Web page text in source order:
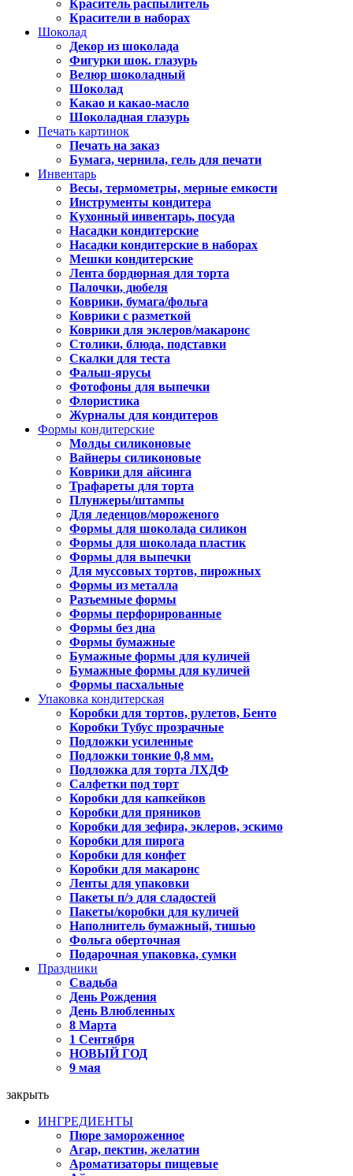
Краситель распылитель
Красители в наборах
Шоколад
Декор из шоколада
Фигурки шок. глазурь
Велюр шоколадный
Шоколад
Какао и какао-масло
Шоколадная глазурь
Печать картинок
Печать на заказ
Бумага, чернила, гель для печати
Инвентарь
Весы, термометры, мерные емкости
Инструменты кондитера
Кухонный инвентарь, посуда
Насадки кондитерские
Насадки кондитерские в наборах
Мешки кондитерские
Лента бордюрная для торта
Палочки, дюбеля
Коврики, бумага/фольга
Коврики с разметкой
Коврики для эклеров/макаронс
Столики, блюда, подставки
Скалки для теста
Фальш-ярусы
Фотофоны для выпечки
Флористика
Журналы для кондитеров
Формы кондитерские
Молды силиконовые
Вайнеры силиконовые
Коврики для айсинга
Трафареты для торта
Плунжеры/штампы
Для леденцов/мороженого
Формы для шоколада силикон
Формы для шоколада пластик
Формы для выпечки
Для муссовых тортов, пирожных
Формы из металла
Разъемные формы
Формы перфорированные
Формы без дна
Формы бумажные
Бумажные формы для куличей
Бумажные формы для куличей
Формы пасхальные
Упаковка кондитерская
Коробки для тортов, рулетов, Бенто
Коробки Тубус прозрачные
Подложки усиленные
Подложки тонкие 0,8 мм.
Подложка для торта ЛХДФ
Салфетки под торт
Коробки для капкейков
Коробки для пряников
Коробки для зефира, эклеров, эскимо
Коробки для пирога
Коробки для конфет
Коробки для макаронс
Ленты для упаковки
Пакеты п/э для сладостей
Пакеты/коробки для куличей
Наполнитель бумажный, тишью
Фольга оберточная
Подарочная упаковка, сумки
Праздники
Свадьба
День Рождения
День Влюбленных
8 Марта
1 Сентября
НОВЫЙ ГОД
9 мая
закрыть
ИНГРЕДИЕНТЫ
Пюре замороженное
Агар, пектин, желатин
Ароматизаторы пищевые